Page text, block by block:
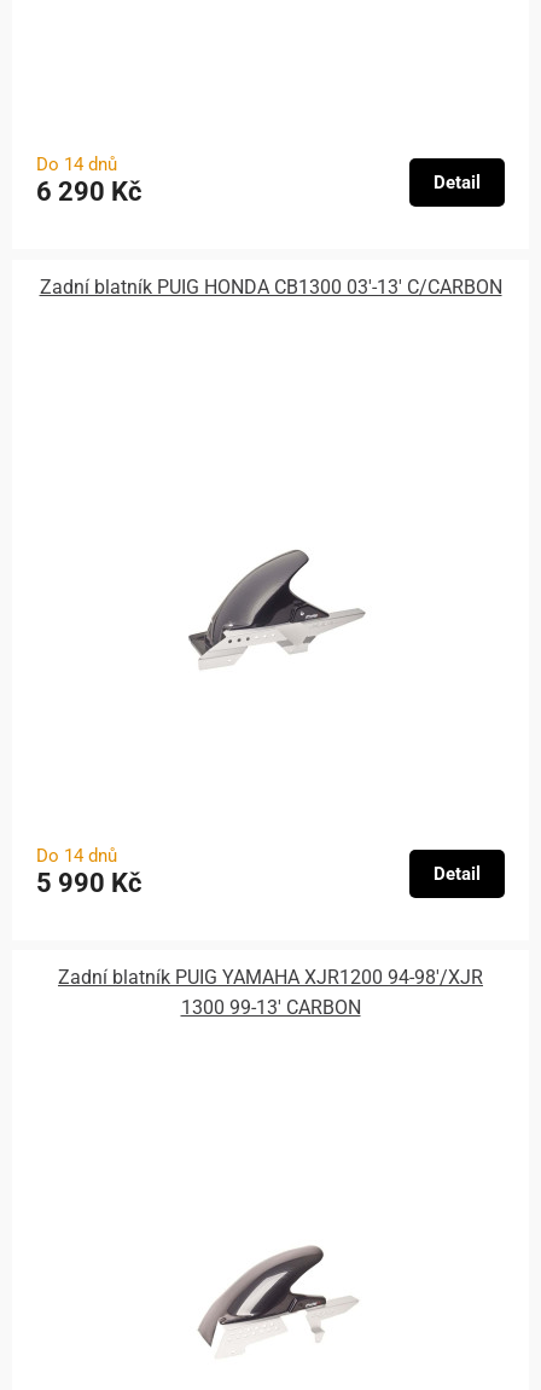
Do 14 dnů
6 290 Kč Detail
Zadní blatník PUIG HONDA CB1300 03'-13' C/CARBON
Do 14 dnů
5 990 Kč Detail
Zadní blatník PUIG YAMAHA XJR1200 94-98'/XJR
1300 99-13' CARBON